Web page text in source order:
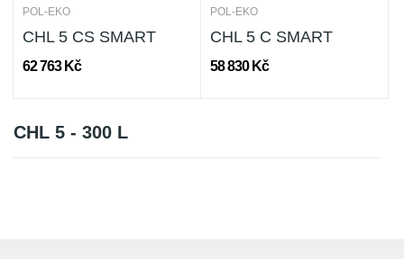
CHL 5 - 300 L
POL-EKO
CHL 5 CS SMART
62 763 Kč
POL-EKO
CHL 5 C SMART
58 830 Kč